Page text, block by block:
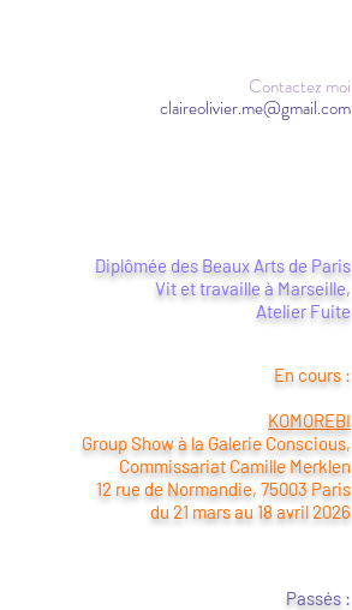
Contactez moi
claireolivier.me@gmail.com
Diplômée des Beaux Arts de Paris
Vit et travaille à Marseille,
Atelier Fuite
En cours :
KOMOREBI
Group Show à la Galerie Conscious,
Commissariat Camille Merklen
12 rue de Normandie, 75003 Paris
du 21 mars au 18 avril 2026
Passés :